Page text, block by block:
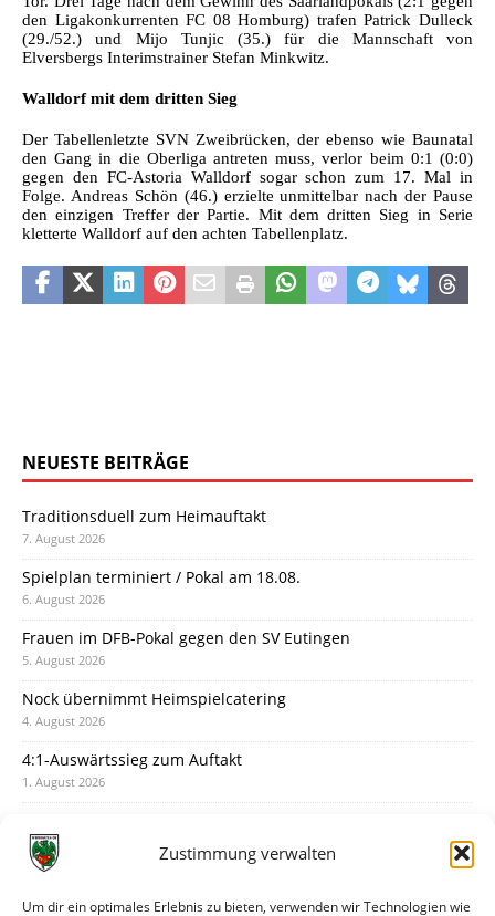
Zustimmung verwalten
Um dir ein optimales Erlebnis zu bieten, verwenden wir Technologien wie
den Ligakonkurrenten FC 08 Homburg) trafen Patrick Dulleck
(29./52.) und Mijo Tunjic (35.) für die Mannschaft von
Elversbergs Interimstrainer Stefan Minkwitz.
Walldorf mit dem dritten Sieg
Der Tabellenletzte SVN Zweibrücken, der ebenso wie Baunatal
den Gang in die Oberliga antreten muss, verlor beim 0:1 (0:0)
gegen den FC-Astoria Walldorf sogar schon zum 17. Mal in
Folge. Andreas Schön (46.) erzielte unmittelbar nach der Pause
den einzigen Treffer der Partie. Mit dem dritten Sieg in Serie
kletterte Walldorf auf den achten Tabellenplatz.
NEUESTE BEITRÄGE
Traditionsduell zum Heimauftakt
7. August 2026
Spielplan terminiert / Pokal am 18.08.
6. August 2026
Frauen im DFB-Pokal gegen den SV Eutingen
5. August 2026
Nock übernimmt Heimspielcatering
4. August 2026
4:1-Auswärtssieg zum Auftakt
1. August 2026
31. Juli 2026
30. Juli 2026